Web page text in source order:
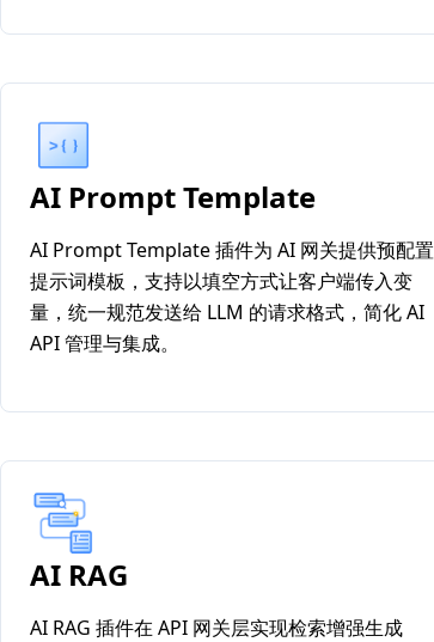
AI Prompt Template
AI Prompt Template 插件为 AI 网关提供预配置
提示词模板，支持以填空方式让客户端传入变
量，统一规范发送给 LLM 的请求格式，简化 AI
API 管理与集成。
AI RAG
AI RAG 插件在 API 网关层实现检索增强生成